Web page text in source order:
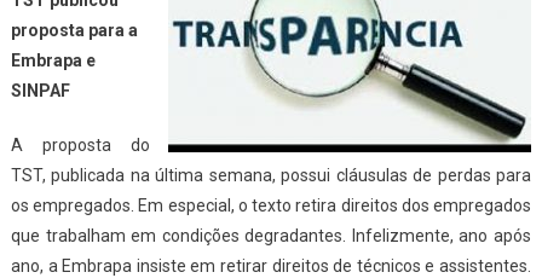
proposta para a
Embrapa e
SINPAF
A proposta do
TST, publicada na última semana, possui cláusulas de perdas para
os empregados. Em especial, o texto retira direitos dos empregados
que trabalham em condições degradantes. Infelizmente, ano após
ano, a Embrapa insiste em retirar direitos de técnicos e assistentes.